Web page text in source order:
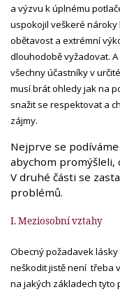
a výzvu k úplnému
uspokojil veškeré nároky
obětavost a extrémní
dlouhodobě vyžadovat.
všechny účastníky v
musí brát ohledy jak na
snažit se respektovat a
zájmy.
Nejprve se
abychom promýšleli,
V druhé části se
problémů.
I.Meziosobní vztahy
Obecný požadavek
neškodit jistě není třeba
na jakých základech tyto